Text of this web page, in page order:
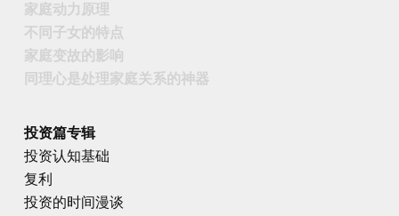
家庭动力原理
不同子女的特点
家庭变故的影响
同理心是处理家庭关系的神器
投资篇专辑
投资认知基础
复利
投资的时间漫谈